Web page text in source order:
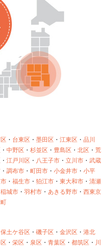
・ 台東区 ・ 墨田区 ・ 江東区 ・ 品川
・ 中野区 ・ 杉並区 ・ 豊島区 ・ 北区 ・ 荒
・ 江戸川区 ・ 八王子市 ・ 立川市 ・ 武蔵
・ 調布市 ・ 町田市 ・ 小金井市 ・ 小平
・ 福生市 ・ 狛江市 ・ 東大和市 ・ 清瀬
稲城市 ・ 羽村市 ・ あきる野市 ・ 西東京
保土ケ谷区 ・ 磯子区 ・ 金沢区 ・ 港北
・ 栄区 ・ 泉区 ・ 青葉区 ・ 都筑区 ・ 川